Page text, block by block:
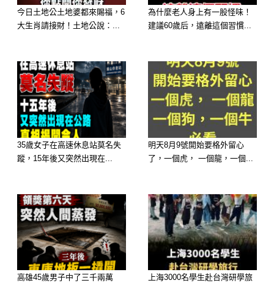
2.節儉穿鞋的男人
買一雙鞋子之後，他就非常珍視它，希
預算，而他鞋櫃中的鞋子，「鞋齡」都
很長久，讓你印象深刻。
在個性上，他是屬於拘謹、放不開的保
守型男人。在為人處事上不夠圓滑，常
常會得罪人而不自知；在人際關係上的
努力，而有成功機會。
因此，你若是愛上了他，小心！他可是
一位「內心熱情」的男子。第一次約會
時，心中就對你有著無限的遐想，希望
能早日和你變成情人，兩人能一拍即
今日土地公土地婆都來賜福，6
大生肖請接財！土地公說：...
為什麼老人身上有一股怪味！
建議60歲后，遠離這個習慣...
35歲女子在高速休息站莫名失
蹤，15年後又突然出現在...
明天8月9號開始要格外留心
了，一個虎， 一個龍，一個...
高雄45歲男子中了三千兩萬
上海3000名學生赴台灣研學旅